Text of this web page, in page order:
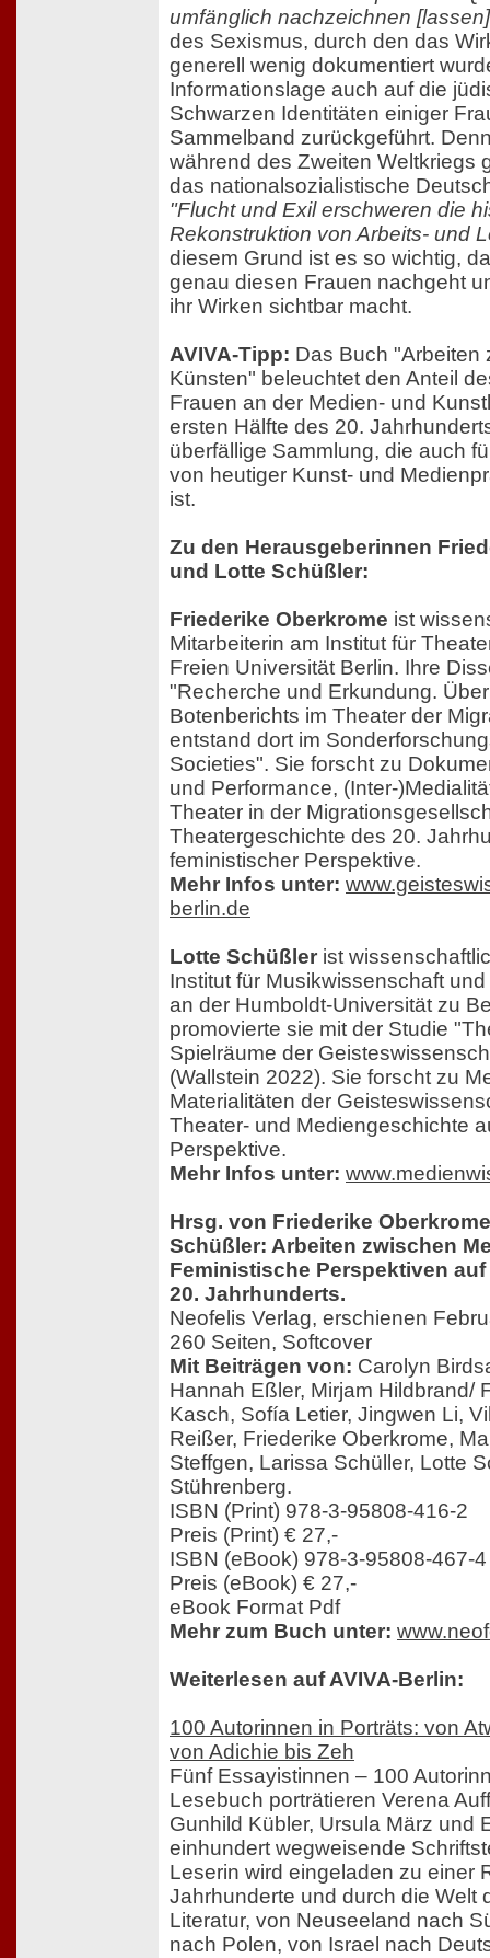
umfänglich nachzeichnen
des Sexismus, durch den das
generell wenig dokumentiert
Informationslage auch auf die
Schwarzen Identitäten einiger
Sammelband zurückgeführt.
während des Zweiten Weltkriegs
das nationalsozialistische
"Flucht und Exil erschweren die
Rekonstruktion von Arbeits- und
diesem Grund ist es so wichtig,
genau diesen Frauen nachgeht
ihr Wirken sichtbar macht.
AVIVA-Tipp: Das Buch "Arbeiten
Künsten" beleuchtet den Anteil
Frauen an der Medien- und
ersten Hälfte des 20.
überfällige Sammlung, die auch
von heutiger Kunst- und
ist.
Zu den Herausgeberinnen
und Lotte Schüßler:
Friederike Oberkrome ist
Mitarbeiterin am Institut für
Freien Universität Berlin. Ihre
"Recherche und Erkundung.
Botenberichts im Theater der
entstand dort im
Societies". Sie forscht zu
und Performance, (Inter-
Theater in der
Theatergeschichte des 20.
feministischer Perspektive.
Mehr Infos unter:
berlin.de
Lotte Schüßler ist
Institut für Musikwissenschaft
an der Humboldt-Universität zu
promovierte sie mit der Studie
Spielräume der
(Wallstein 2022). Sie forscht zu
Materialitäten der
Theater- und Mediengeschichte
Perspektive.
Mehr Infos unter:
Hrsg. von Friederike
Schüßler: Arbeiten zwischen
Feministische Perspektiven
20. Jahrhunderts.
Neofelis Verlag, erschienen
260 Seiten, Softcover
Mit Beiträgen von: Carolyn
Hannah Eßler, Mirjam Hildbrand/
Kasch, Sofía Letier, Jingwen Li,
Reißer, Friederike Oberkrome,
Steffgen, Larissa Schüller, Lotte
Stührenberg.
ISBN (Print) 978-3-95808-416-2
Preis (Print) € 27,-
ISBN (eBook) 978-3-95808-467-4
Preis (eBook) € 27,-
eBook Format Pdf
Mehr zum Buch unter:
Weiterlesen auf AVIVA-Berlin:
100 Autorinnen in Porträts: von
von Adichie bis Zeh
Fünf Essayistinnen – 100
Lesebuch porträtieren Verena
Gunhild Kübler, Ursula März und
einhundert wegweisende
Leserin wird eingeladen zu einer
Jahrhunderte und durch die Welt
Literatur, von Neuseeland nach
nach Polen, von Israel nach